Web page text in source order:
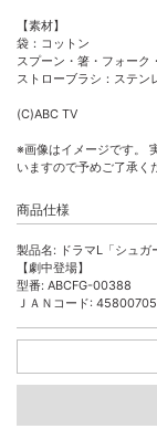
【素材】
袋：コットン
スプーン・箸・フォーク
ストローブラシ：ステン
(C)ABC TV
※画像はイメージです。
いますので予めご了承く
商品仕様
製品名: ドラマL「シュガ
【劇中登場】
型番: ABCFG-00388
ＪＡＮコード: